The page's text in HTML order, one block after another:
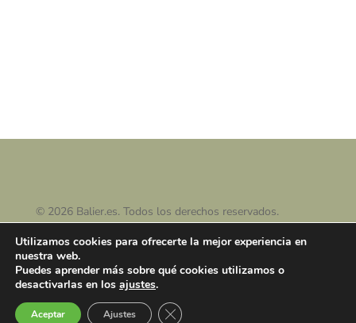
© 2026 Balier.es. Todos los derechos reservados.
Utilizamos cookies para ofrecerte la mejor experiencia en
nuestra web.
Puedes aprender más sobre qué cookies utilizamos o
desactivarlas en los ajustes.
Aceptar Ajustes Cerrar el banner de cookies RGPD